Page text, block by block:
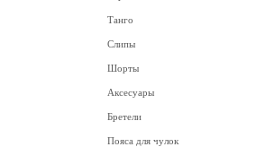
Танго
Слипы
Шорты
Аксесуары
Бретели
Пояса для чулок